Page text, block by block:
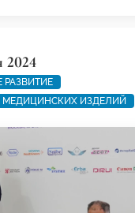
2024
РАЗВИТИЕ
МЕДИЦИНСКИХ ИЗДЕЛИЙ